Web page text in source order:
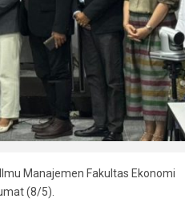
Manajemen Fakultas Ekonomi
(8/5).